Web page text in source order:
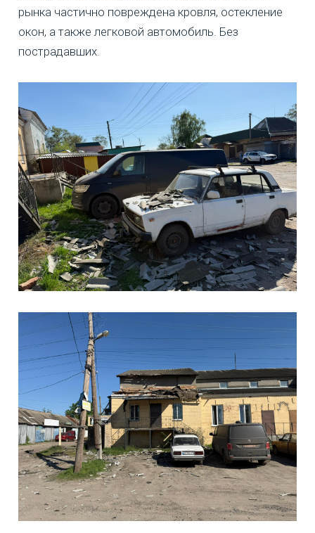
рынка частично повреждена кровля, остекление
окон, а также легковой автомобиль. Без
пострадавших.